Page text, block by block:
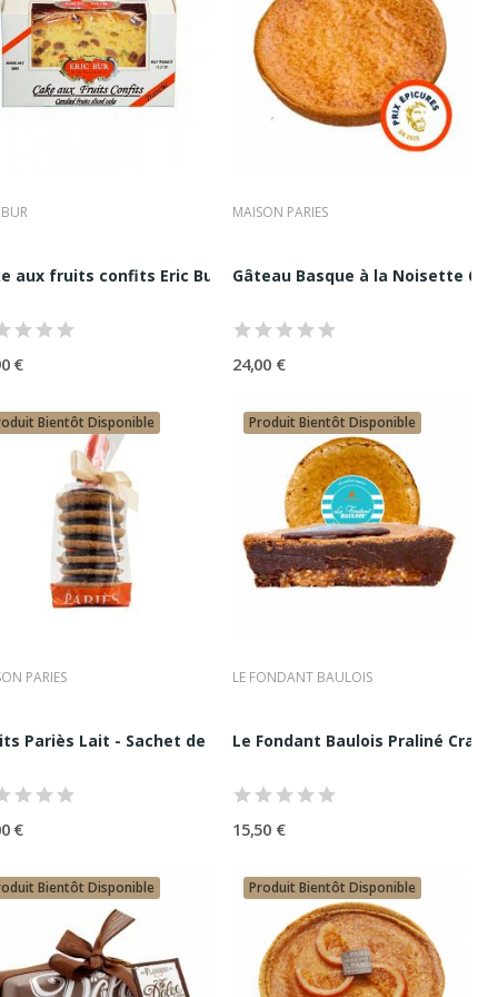
de ses recettes.
avec élégance.
Partager Premium
6 parts 700G
aux fruits confits Eric Bur 320G
€
MAISON PARIES
Gâteau Basque à la Noisette 6
24,00 €
Bientôt Disponible
PARIES
Pariès Lait - Sachet de 8 Sablés
€
Produit Bientôt Disponible
LE FONDANT BAULOIS
Le Fondant Baulois Praliné
15,50 €
Bientôt Disponible Produit Bientôt Disponible